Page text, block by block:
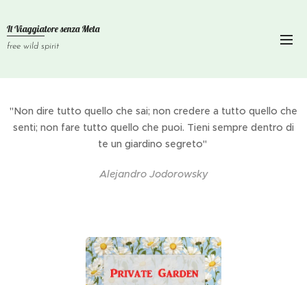
Il Viaggiatore senzaMeta
free wild spirit
"Non dire tutto quello che sai; non credere a tutto quello che
senti; non fare tutto quello che puoi. Tieni sempre dentro di
te un giardino segreto"
Alejandro Jodorowsky